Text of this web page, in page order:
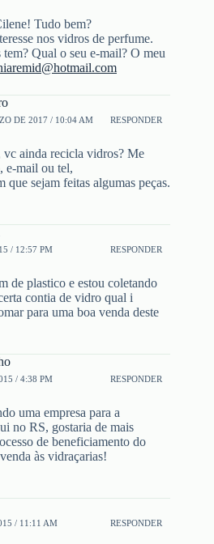
Tudo bem?
nos vidros de perfume.
Qual o seu e-mail? O meu
DE 2017 / 10:04 AM RESPONDER
ainda recicla vidros? Me
e-mail ou tel,
que sejam feitas algumas peças.
/ 12:57 PM RESPONDER
de plastico e estou coletando
contia de vidro qual i
para uma boa venda deste
/ 4:38 PM RESPONDER
uma empresa para a
no RS, gostaria de mais
de beneficiamento do
às vidraçarias!
/ 11:11 AM RESPONDER